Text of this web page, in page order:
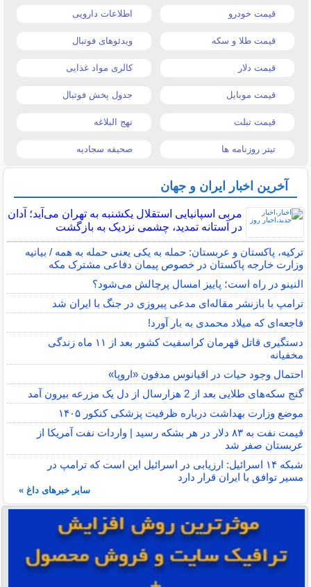
قیمت خودرو اطلاعات دارویی
قیمت طلا و سکه ویدئوهای فوتبال
قیمت دلار کالری مواد غذایی
قیمت موبایل جدول پخش فوتبال
قیمت تبلت نهج البلاغه
تیتر روزنامه ها صحیفه سجادیه
آخرین اخبار ایران و جهان
مربی اسپانیایی استقلال یکشنبه به تهران می‌آید؛ آدان
در آستانه تمدید، چشمی نزدیک به بازگشت
ترکیه، پاکستان و عربستان: حمله به یکی یعنی حمله به همه / بیانیه
وزارت خارجه پاکستان در خصوص پیمان دفاعی مشترک مکه
النینو در راه است؛ پاییز امسال پرچالش می‌شود؟
ترامپ با بازنشر مقاله‌ای مدعی پیروزی در جنگ با ایران شد
فاجعه‌ای که میلاد محمدی به بار آورد!
دستگیری قاتل قهرمان کراسفیت کشور بعد از ۱۱ ماه زندگی
مخفیانه
احتمال وجود حیات در اقیانوس مدفون «اروپا»
گنج سکه‌های طلایی بعد از 2 هزارسال از دل یک مزرعه بیرون آمد
موضع وزارت بهداشت درباره ظرفیت پزشکی کنکور ۱۴۰۵
قیمت نفت به ۸۳ دلار در هر بشکه رسید | واردات نفت آمریکا از
عربستان صفر شد
شبکه ۱۴ اسرائیل: ارزیابی در اسرائیل این است که ترامپ در
مسیر توافق با ایران قرار دارد
سایر خبرهای داغ »